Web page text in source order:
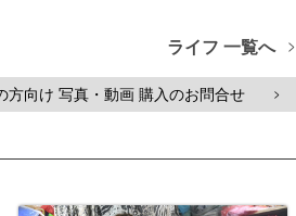
ライフ 一覧へ >
方向け 写真・動画 購入のお問合せ >